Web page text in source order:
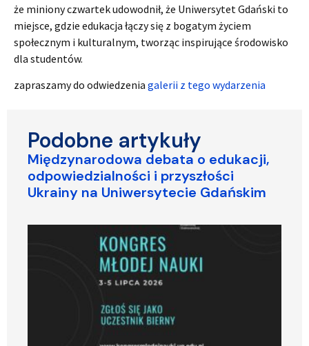
Podobne artykuły
Międzynarodowa debata o edukacji,
odpowiedzialności i przyszłości
Ukrainy na Uniwersytecie Gdańskim
że miniony czwartek udowodnił, że Uniwersytet Gdański to
miejsce, gdzie edukacja łączy się z bogatym życiem
społecznym i kulturalnym, tworząc inspirujące środowisko
dla studentów.
zapraszamy do odwiedzenia galerii z tego wydarzenia